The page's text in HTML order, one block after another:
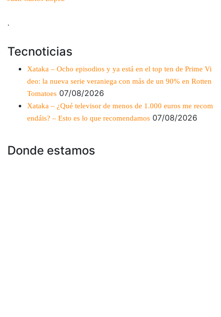
.
Tecnoticias
Xataka – Ocho episodios y ya está en el top ten de Prime Vi
deo: la nueva serie veraniega con más de un 90% en Rotten
Tomatoes 07/08/2026
Xataka – ¿Qué televisor de menos de 1.000 euros me recom
endáis? – Esto es lo que recomendamos 07/08/2026
Donde estamos